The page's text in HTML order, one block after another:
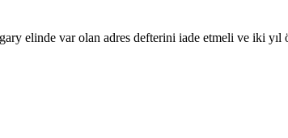
elinde var olan adres defterini iade etmeli ve iki